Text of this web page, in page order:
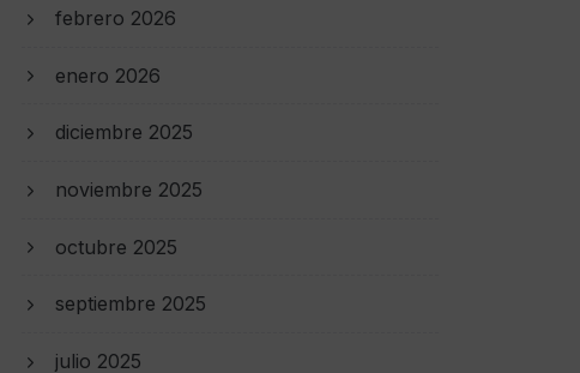
febrero 2026
enero 2026
diciembre 2025
noviembre 2025
octubre 2025
septiembre 2025
julio 2025